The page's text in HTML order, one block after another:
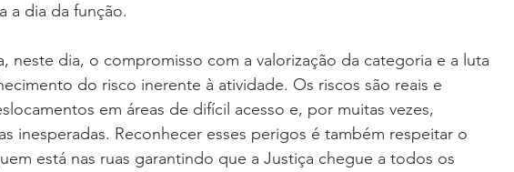
a dia da função.
neste dia, o compromisso com a valorização da categoria e a luta
do risco inerente à atividade. Os riscos são reais e
em áreas de difícil acesso e, por muitas vezes,
inesperadas. Reconhecer esses perigos é também respeitar o
está nas ruas garantindo que a Justiça chegue a todos os